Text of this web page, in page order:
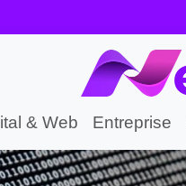
& Web Entreprise